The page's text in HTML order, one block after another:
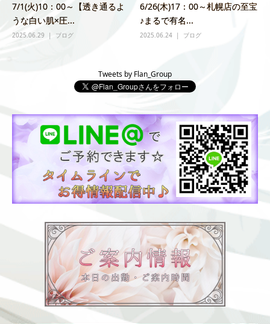
7/1(火)10：00～【透き通るよ
うな白い肌×圧...
2025.06.29 ブログ
6/26(木)17：00～札幌店の至宝
♪まるで有名...
2025.06.24 ブログ
Tweets by Flan_Group